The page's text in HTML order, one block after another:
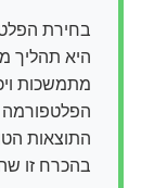
היא תהליך
מתמשכות
הפלטפורמה
התוצאות
בהכרח זו